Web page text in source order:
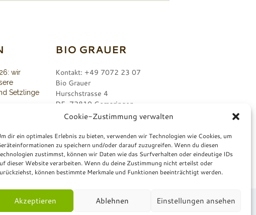
Cookie-Zustimmung verwalten
dir ein optimales Erlebnis zu bieten, verwenden wir Technologien wie Cookies, um
zu speichern und/oder darauf zuzugreifen. Wenn du diesen
zustimmst, können wir Daten wie das Surfverhalten oder eindeutige IDs
dieser Website verarbeiten. Wenn du deine Zustimmung nicht erteilst oder
können bestimmte Merkmale und Funktionen beeinträchtigt werden.
Akzeptieren Ablehnen Einstellungen ansehen
wir
Setzlinge
lieferbar.
BIO GRAUER
Kontakt: +49 7072 23 07
Bio Grauer
Hurschstrasse 4
DE-72810 Gomaringen
.Formulare.